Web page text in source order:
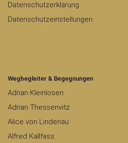
Datenschutzerklärung
Datenschutzeinstellungen
Wegbegleiter & Begegnungen
Adrian Kleinlosen
Adrian Thessenvitz
Alice von Lindenau
Alfred Kallfass